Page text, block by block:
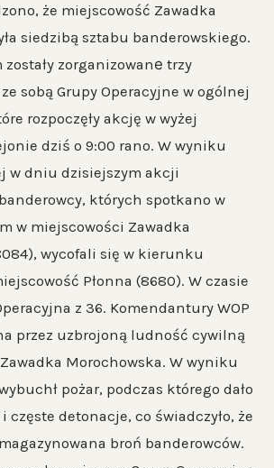
że miejscowość Zawadka
siedzibą sztabu banderowskiego.
zorganizowanе trzy
ze sobą Grupy Operacyjne w ogólnej
rozpoczęły akcję w wyżej
dziś o 9:00 rano. W wyniku
w dniu dzisiejszym akcji
których spotkano w
w miejscowości Zawadka
wycofali się w kierunku
Płonna (8680). W czasie
z 36. Komendantury WOP
przez uzbrojoną ludność cywilną
Morochowska. W wyniku
pożar, podczas którego dało
częste detonacje, co świadczyło, że
broń banderowców.